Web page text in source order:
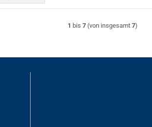
1 bis7 (von insgesamt7)